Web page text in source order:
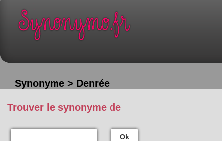
Synonyme > Denrée
Trouver le synonyme de
Ok